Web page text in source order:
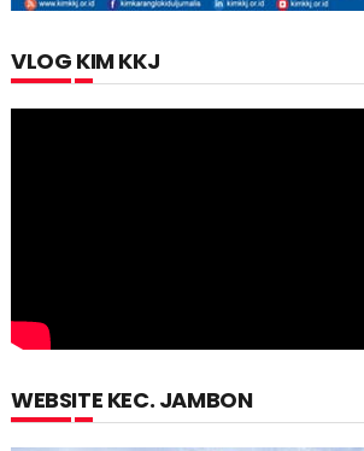
VLOG KIM KKJ
WEBSITE KEC. JAMBON